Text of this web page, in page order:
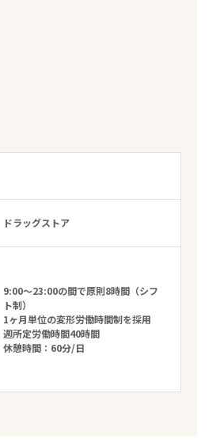
ドラッグストア
9:00～23:00の間で原則8時間（シフ
ト制）
1ヶ月単位の変形労働時間制を採用
週所定労働時間40時間
休憩時間：60分/日